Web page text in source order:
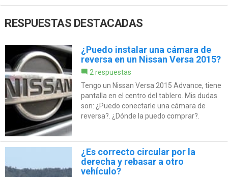
RESPUESTAS DESTACADAS
¿Puedo instalar una cámara de
reversa en un Nissan Versa 2015?
2 respuestas
Tengo un Nissan Versa 2015 Advance, tiene
pantalla en el centro del tablero. Mis dudas
son: ¿Puedo conectarle una cámara de
reversa?. ¿Dónde la puedo comprar?.
¿Es correcto circular por la
derecha y rebasar a otro
vehículo?